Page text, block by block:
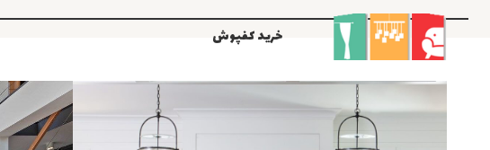
خرید کفپوش